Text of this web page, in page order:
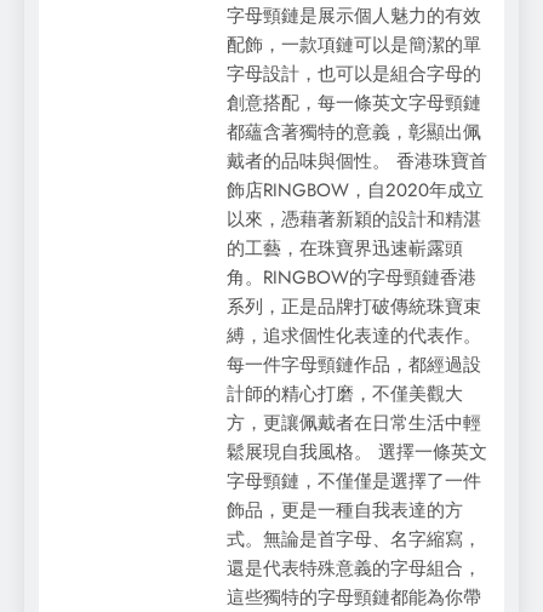
字母頸鏈是展示個人魅力的有效
配飾，一款項鏈可以是簡潔的單
字母設計，也可以是組合字母的
創意搭配，每一條英文字母頸鏈
都蘊含著獨特的意義，彰顯出佩
戴者的品味與個性。 香港珠寶首
飾店RINGBOW，自2020年成立
以來，憑藉著新穎的設計和精湛
的工藝，在珠寶界迅速嶄露頭
角。RINGBOW的字母頸鏈香港
系列，正是品牌打破傳統珠寶束
縛，追求個性化表達的代表作。
每一件字母頸鏈作品，都經過設
計師的精心打磨，不僅美觀大
方，更讓佩戴者在日常生活中輕
鬆展現自我風格。 選擇一條英文
字母頸鏈，不僅僅是選擇了一件
飾品，更是一種自我表達的方
式。無論是首字母、名字縮寫，
還是代表特殊意義的字母組合，
這些獨特的字母頸鏈都能為你帶